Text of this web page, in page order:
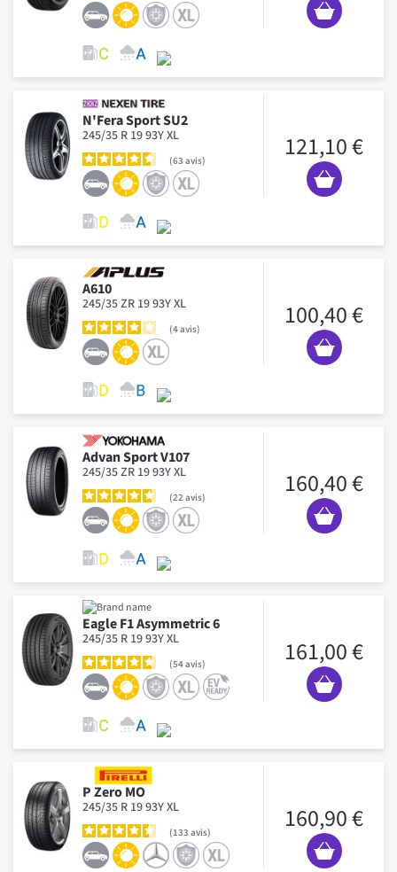
N'Fera Sport SU2
245/35 R 19 93Y XL
63 avis 121,10 €
A610
245/35 ZR 19 93Y XL
4avis 100,40 €
Advan Sport V107
245/35 ZR 19 93Y XL
22 avis 160,40 €
Eagle F1 Asymmetric 6
245/35 R 19 93Y XL
54avis 161,00 €
P Zero MO
245/35 R 19 93Y XL
133 avis 160,90 €